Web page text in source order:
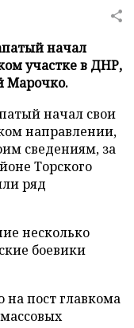
начал
участке в ДНР,
Марочко.
начал свои
направлении,
сведениям, за
Торского
ряд
несколько
боевики
пост главкома